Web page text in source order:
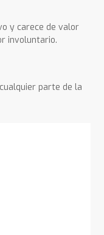
y carece de valor
involuntario.
parte de la